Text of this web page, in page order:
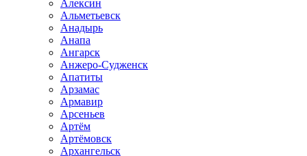
Алексин
Альметьевск
Анадырь
Анапа
Ангарск
Анжеро-Судженск
Апатиты
Арзамас
Армавир
Арсеньев
Артём
Артёмовск
Архангельск